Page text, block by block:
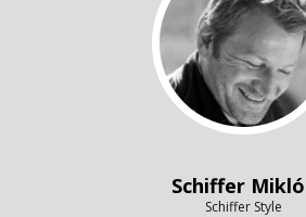
Schiffer
Schiffer Style